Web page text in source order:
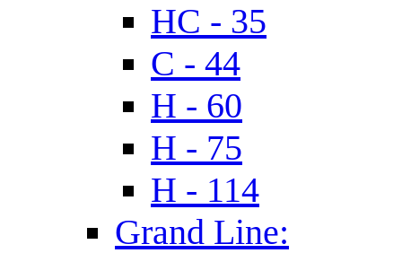
HC - 35
C - 44
H - 60
H - 75
H - 114
Grand Line: